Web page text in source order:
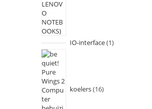
IO-interface 1
koelers 16